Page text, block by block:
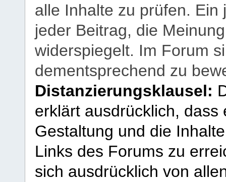
alle Inhalte zu prüfen.
jeder Beitrag, die
widerspiegelt. Im Forum
dementsprechend zu
Distanzierungsklausel:
erklärt ausdrücklich,
Gestaltung und die
Links des Forums zu
sich ausdrücklich von